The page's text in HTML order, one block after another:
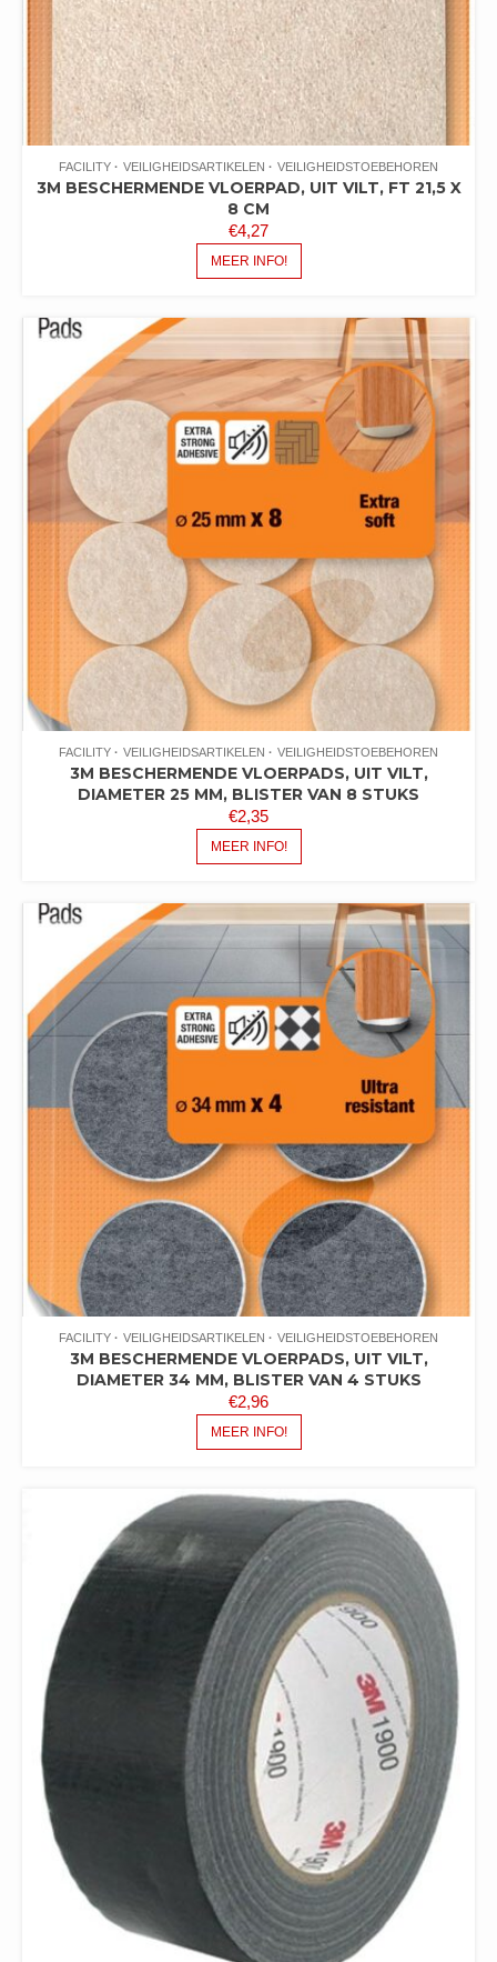
FACILITY VEILIGHEIDSARTIKELEN VEILIGHEIDSTOEBEHOREN
3M BESCHERMENDE VLOERPAD, UIT VILT, FT 21,5 X
8 CM
€4,27
MEER INFO!
FACILITY VEILIGHEIDSARTIKELEN VEILIGHEIDSTOEBEHOREN
3M BESCHERMENDE VLOERPADS, UIT VILT,
DIAMETER 25 MM, BLISTER VAN 8 STUKS
€2,35
MEER INFO!
FACILITY VEILIGHEIDSARTIKELEN VEILIGHEIDSTOEBEHOREN
3M BESCHERMENDE VLOERPADS, UIT VILT,
DIAMETER 34 MM, BLISTER VAN 4 STUKS
€2,96
MEER INFO!